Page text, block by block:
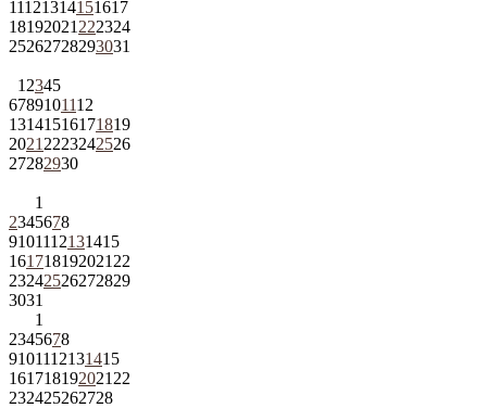
11121314151617
18192021 222324
25262728293031
1 2345
6789101112
13141516171819
2021 2223242526
27282930
1
2345678
9101112131415
161718192021 22
23242526272829
3031
1
2345678
9101112131415
161718192021 22
232425262728